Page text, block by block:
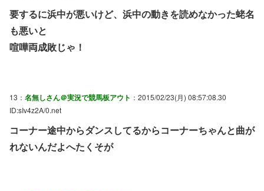
要するに浜中が悪いけど、浜中の動きを読めなかった蛯名
も悪いと
喧嘩両成敗じゃ！
13： 名無しさん＠実況で競馬板アウト ：2015/02/23(月) 08:57:08.30
ID:sIv4z2A/0.net
コーナー途中からダンスしてるからコーナーちゃんと曲が
れないんだよへたくそが